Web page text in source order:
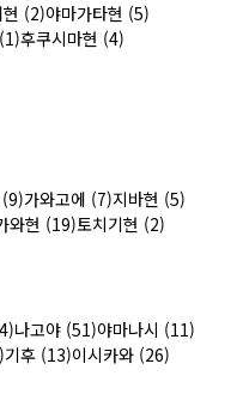
현 (2)야마가타현 (5)
후쿠시마현 (4)
가와고에 (7)지바현 (5)
와현 (19)토치기현 (2)
나고야 (51)야마나시 (11)
기후 (13)이시카와 (26)